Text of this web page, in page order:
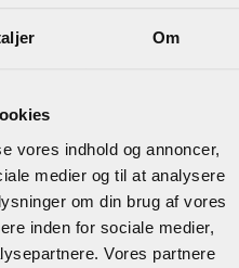
Om
vores indhold og annoncer,
medier og til at analysere
om din brug af vores
inden for sociale medier,
Vores partnere
- 5 x 22 mm Fyr
900128
28,95 DKK/M